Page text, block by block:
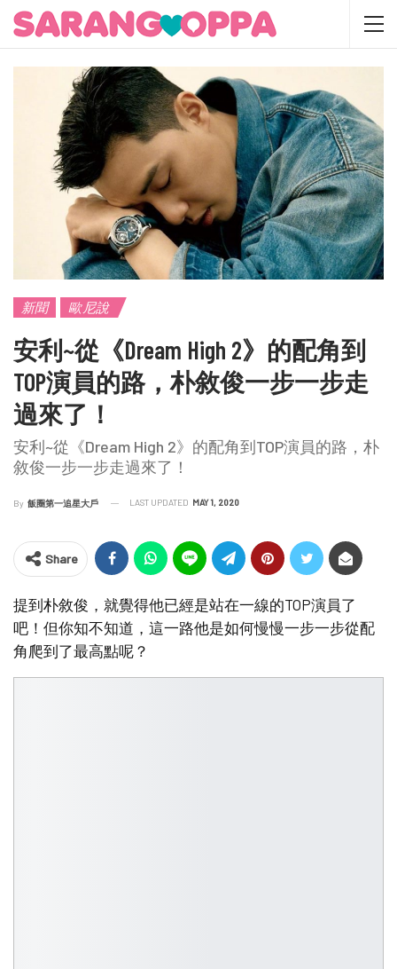
新聞 歐尼說
安利~從《Dream High 2》的配角到
TOP演員的路，朴敘俊一步一步走
過來了！
安利~從《Dream High 2》的配角到TOP演員的路，朴
敘俊一步一步走過來了！
By 飯圈第一追星大戶 LAST UPDATED MAY 1, 2020
Share
提到朴敘俊，就覺得他已經是站在一線的TOP演員了
吧！但你知不知道，這一路他是如何慢慢一步一步從配
角爬到了最高點呢？